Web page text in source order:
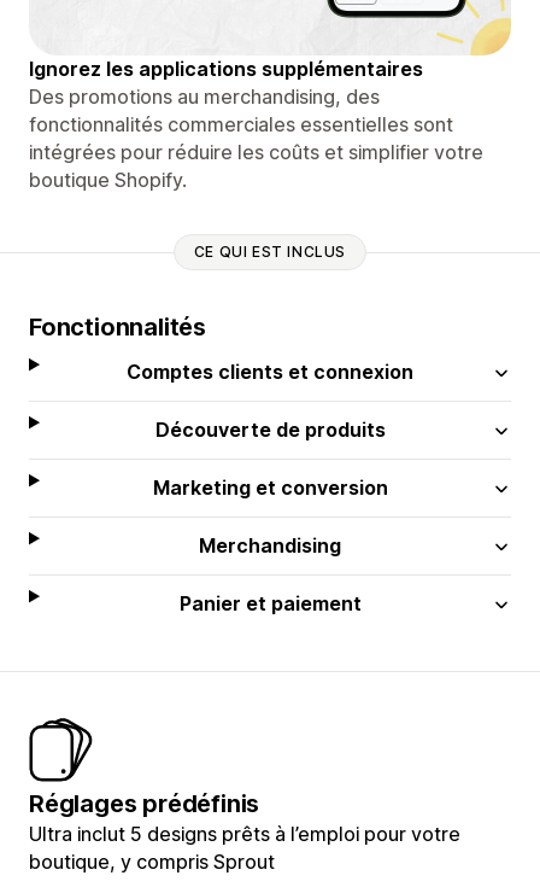
Ignorez les applications supplémentaires
Des promotions au merchandising, des
fonctionnalités commerciales essentielles sont
intégrées pour réduire les coûts et simplifier votre
boutique Shopify.
CE QUI EST INCLUS
Fonctionnalités
Comptes clients et connexion
Découverte de produits
Marketing et conversion
Merchandising
Panier et paiement
Réglages prédéfinis
Ultra inclut 5 designs prêts à l’emploi pour votre
boutique, y compris Sprout